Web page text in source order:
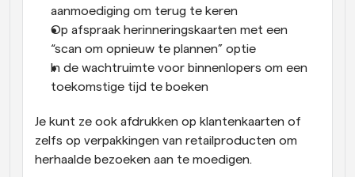
aanmoediging om terug te keren
Op afspraak herinneringskaarten met een
“scan om opnieuw te plannen” optie
In de wachtruimte voor binnenlopers om een
toekomstige tijd te boeken
Je kunt ze ook afdrukken op klantenkaarten of
zelfs op verpakkingen van retailproducten om
herhaalde bezoeken aan te moedigen.